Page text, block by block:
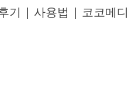
기 | 사용법 | 코코메